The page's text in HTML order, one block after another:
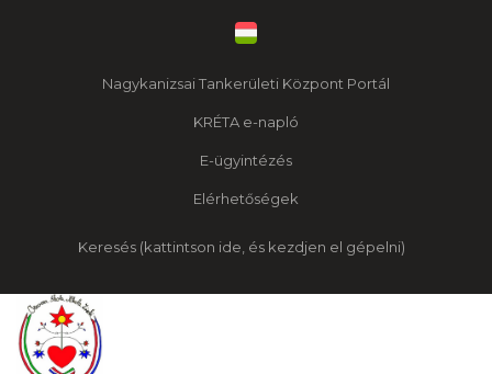
Nagykanizsai Tankerületi Központ Portál
KRÉTA e-napló
E-ügyintézés
Elérhetőségek
Keresés